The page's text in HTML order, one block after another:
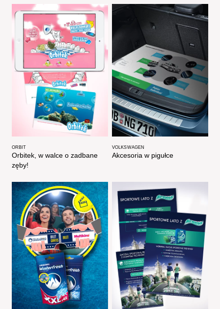
ORBIT
Orbitek, w walce o zadbane
zęby!
VOLKSWAGEN
Akcesoria w pigułce